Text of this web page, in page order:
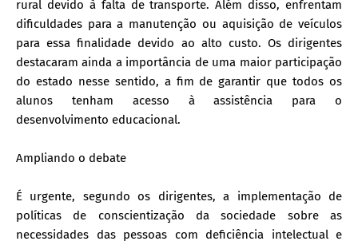
rural devido à falta de transporte. Além disso, enfrentam
dificuldades para a manutenção ou aquisição de veículos
para essa finalidade devido ao alto custo. Os dirigentes
destacaram ainda a importância de uma maior participação
do estado nesse sentido, a fim de garantir que todos os
alunos tenham acesso à assistência para o
desenvolvimento educacional.
Ampliando o debate
É urgente, segundo os dirigentes, a implementação de
políticas de conscientização da sociedade sobre as
necessidades das pessoas com deficiência intelectual e